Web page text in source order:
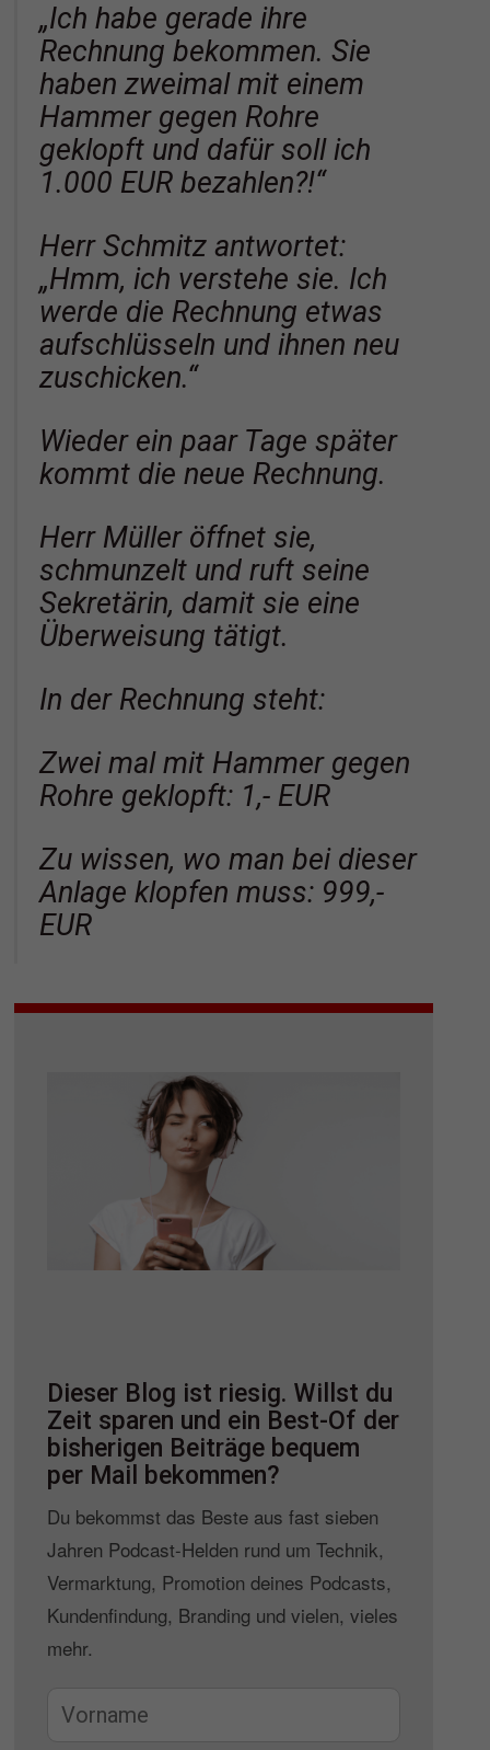
„Ich habe gerade ihre
Rechnung bekommen. Sie
haben zweimal mit einem
Hammer gegen Rohre
geklopft und dafür soll ich
1.000 EUR bezahlen?!“
Herr Schmitz antwortet:
„Hmm, ich verstehe sie. Ich
werde die Rechnung etwas
aufschlüsseln und ihnen neu
zuschicken.“
Wieder ein paar Tage später
kommt die neue Rechnung.
Herr Müller öffnet sie,
schmunzelt und ruft seine
Sekretärin, damit sie eine
Überweisung tätigt.
In der Rechnung steht:
Zwei mal mit Hammer gegen
Rohre geklopft: 1,- EUR
Zu wissen, wo man bei dieser
Anlage klopfen muss: 999,-
EUR
Dieser Blog ist riesig. Willst du
Zeit sparen und ein Best-Of der
bisherigen Beiträge bequem
per Mail bekommen?
Du bekommst das Beste aus fast sieben
Jahren Podcast-Helden rund um Technik,
Vermarktung, Promotion deines Podcasts,
Kundenfindung, Branding und vielen, vieles
mehr.